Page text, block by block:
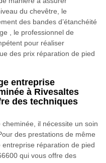
du chevêtre, le
des bandes d’étanchéité
, le professionnel de
pour réaliser
des prix réparation de pied
entreprise
à Rivesaltes
des techniques
il nécessite un soin
des prestations de même
réparation de pied
qui vous offre des